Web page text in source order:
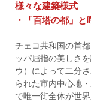
様々な建築様式
・「百塔の都」
チェコ共和国の首
ッパ屈指の美しさ
ウ）によって二分
られた市内中心地
で唯一街全体が世